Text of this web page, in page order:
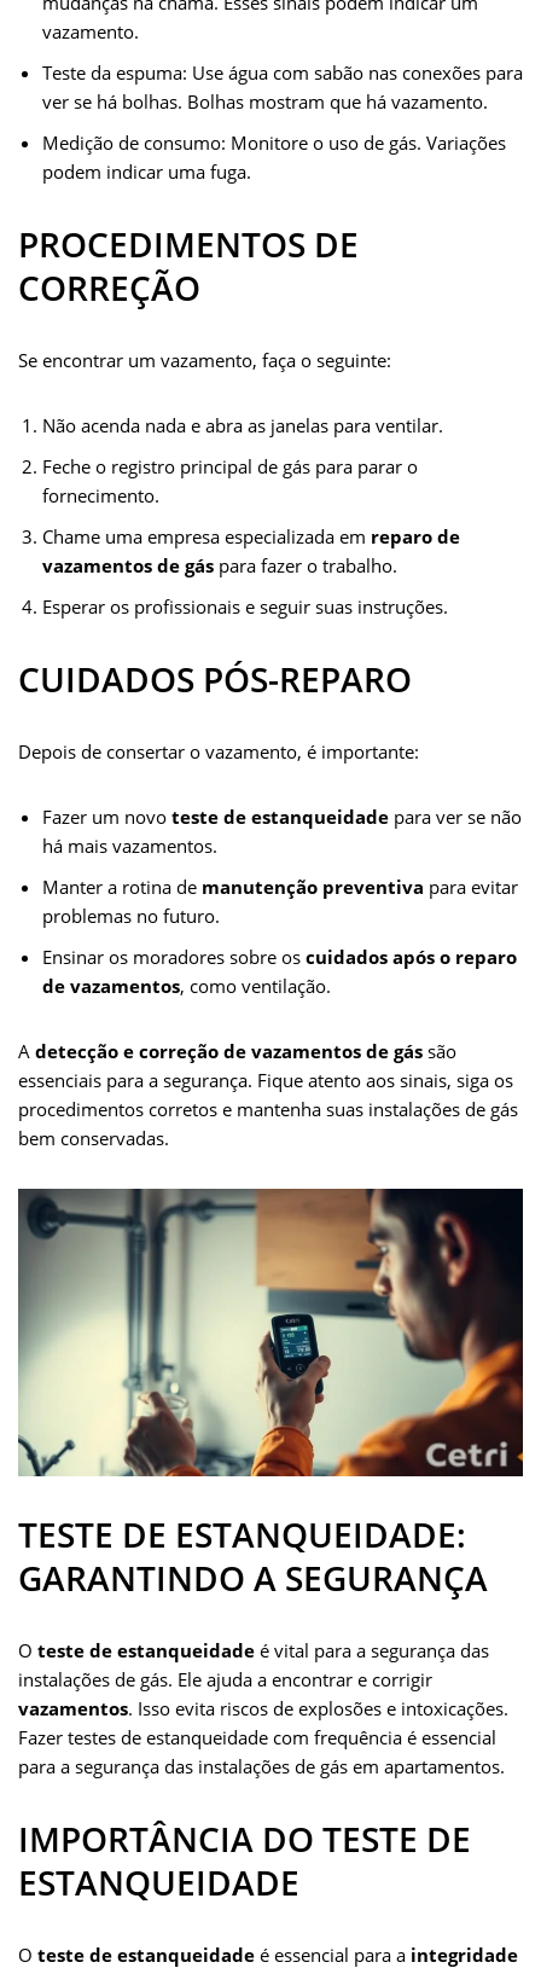
vazamento.
Teste da espuma: Use água com sabão nas conexões para
ver se há bolhas. Bolhas mostram que há vazamento.
Medição de consumo: Monitore o uso de gás. Variações
podem indicar uma fuga.
PROCEDIMENTOS DE
CORREÇÃO
Se encontrar um vazamento, faça o seguinte:
Não acenda nada e abra as janelas para ventilar.
Feche o registro principal de gás para parar o
fornecimento.
Chame uma empresa especializada em reparo de
vazamentos de gás para fazer o trabalho.
Esperar os profissionais e seguir suas instruções.
CUIDADOS PÓS-REPARO
Depois de consertar o vazamento, é importante:
Fazer um novo teste de estanqueidade para ver se não
há mais vazamentos.
Manter a rotina de manutenção preventiva para evitar
problemas no futuro.
Ensinar os moradores sobre os cuidados após o reparo
de vazamentos, como ventilação.
A detecção e correção de vazamentos de gás são
essenciais para a segurança. Fique atento aos sinais, siga os
procedimentos corretos e mantenha suas instalações de gás
bem conservadas.
TESTE DE ESTANQUEIDADE:
GARANTINDO A SEGURANÇA
O teste de estanqueidade é vital para a segurança das
instalações de gás. Ele ajuda a encontrar e corrigir
vazamentos. Isso evita riscos de explosões e intoxicações.
Fazer testes de estanqueidade com frequência é essencial
para a segurança das instalações de gás em apartamentos.
IMPORTÂNCIA DO TESTE DE
ESTANQUEIDADE
O teste de estanqueidade é essencial para a integridade